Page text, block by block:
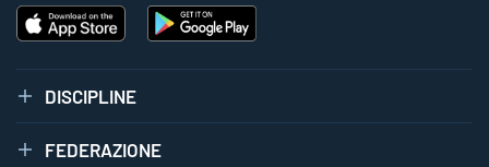
DISCIPLINE
FEDERAZIONE